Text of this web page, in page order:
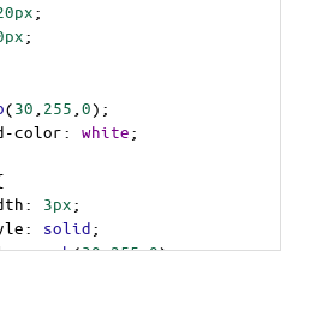
;
;
(30 255 0);
color: white;
: 3px;
: solid;
: rgb(30,255,0);